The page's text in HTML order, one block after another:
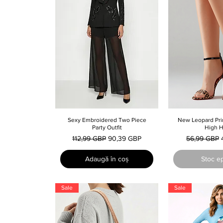
Afișare rapidă
Sexy Embroidered Two Piece
Party Outfit
Preț normal
112,99 GBP Preț redus
90,39 GBP
Adaugă în coș
Afișare
New Leopard
High
Preț normal
56,99 GBP
Stoc
Sale Sale